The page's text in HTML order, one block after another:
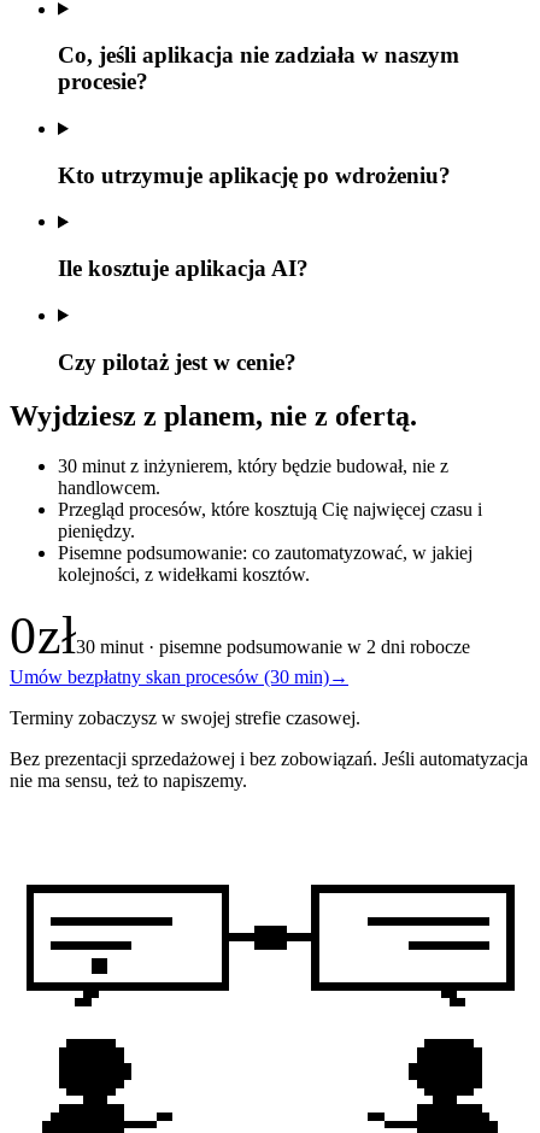
Co, jeśli aplikacja nie zadziała w naszym
procesie?
Kto utrzymuje aplikację po wdrożeniu?
Ile kosztuje aplikacja AI?
Czy pilotaż jest w cenie?
Wyjdziesz z planem, nie z ofertą.
30 minut z inżynierem, który będzie budował, nie z
handlowcem.
Przegląd procesów, które kosztują Cię najwięcej czasu i
pieniędzy.
Pisemne podsumowanie: co zautomatyzować, w jakiej
kolejności, z widełkami kosztów.
0 zł30 minut · pisemne podsumowanie w 2 dni robocze
Umów bezpłatny skan procesów (30 min)→
Terminy zobaczysz w swojej strefie czasowej.
Bez prezentacji sprzedażowej i bez zobowiązań. Jeśli automatyzacja
nie ma sensu, też to napiszemy.